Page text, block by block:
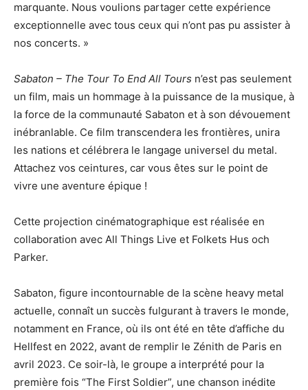
marquante. Nous voulions partager cette expérience
exceptionnelle avec tous ceux qui n’ont pas pu assister à
nos concerts. »
Sabaton – The Tour To End All Tours n’est pas seulement
un film, mais un hommage à la puissance de la musique, à
la force de la communauté Sabaton et à son dévouement
inébranlable. Ce film transcendera les frontières, unira
les nations et célébrera le langage universel du metal.
Attachez vos ceintures, car vous êtes sur le point de
vivre une aventure épique !
Cette projection cinématographique est réalisée en
collaboration avec All Things Live et Folkets Hus och
Parker.
Sabaton, figure incontournable de la scène heavy metal
actuelle, connaît un succès fulgurant à travers le monde,
notamment en France, où ils ont été en tête d’affiche du
Hellfest en 2022, avant de remplir le Zénith de Paris en
avril 2023. Ce soir-là, le groupe a interprété pour la
première fois “The First Soldier”, une chanson inédite